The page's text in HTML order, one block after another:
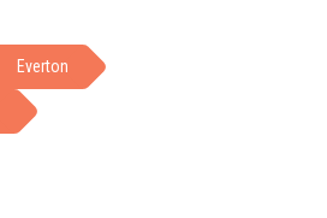
Everton